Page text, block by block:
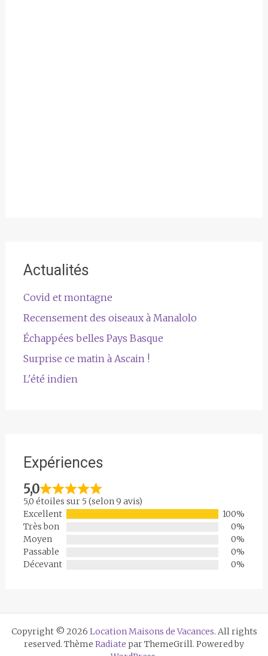
Actualités
Covid et montagne
Recensement des oiseaux à Manalolo
Échappées belles Pays Basque
Surprise ce matin à Ascain !
L'été indien
Expériences
5,0
5,0 étoiles sur 5 (selon 9 avis)
Excellent
100%
Très bon
0%
Moyen
0%
Passable
0%
Décevant
0%
Copyright © 2026 Location Maisons de Vacances. All rights
reserved. Thème Radiate par ThemeGrill. Powered by